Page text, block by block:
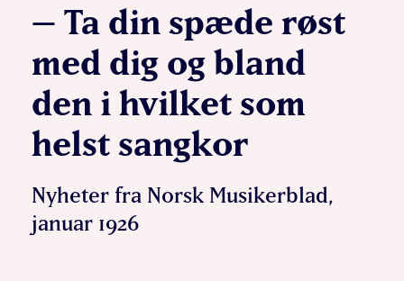
– Ta din spæde røst
med dig og bland
den i hvilket som
helst sangkor
Nyheter fra Norsk Musikerblad,
januar 1926